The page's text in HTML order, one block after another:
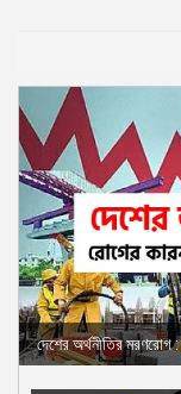
দেশের অর্থনীতির মরণরোগ